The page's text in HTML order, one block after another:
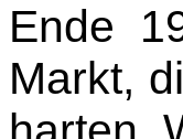
Ende
Markt,